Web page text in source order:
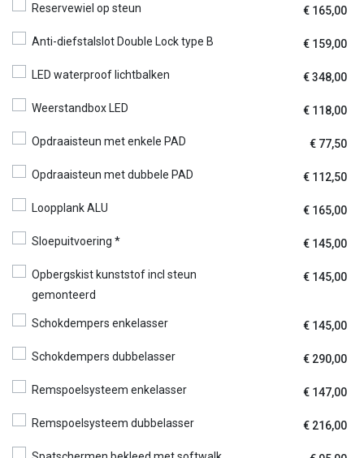
Reservewiel op steun € 165,00
Anti-diefstalslot Double Lock type B € 159,00
LED waterproof lichtbalken €348,00
Weerstandbox LED € 118,00
Opdraaisteun met enkele PAD € 77,50
Opdraaisteun met dubbele PAD € 112,50
Loopplank ALU € 165,00
Sloepuitvoering * € 145,00
Opbergskist kunststof incl steun
gemonteerd
€ 145,00
Schokdempers enkelasser € 145,00
Schokdempers dubbelasser € 290,00
Remspoelsysteem enkelasser € 147,00
Remspoelsysteem dubbelasser € 216,00